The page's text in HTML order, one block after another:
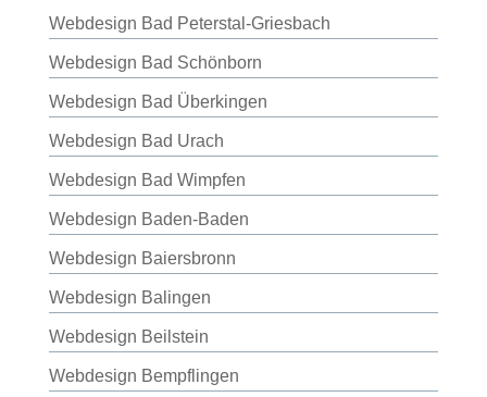
Webdesign Bad Peterstal-Griesbach
Webdesign Bad Schönborn
Webdesign Bad Überkingen
Webdesign Bad Urach
Webdesign Bad Wimpfen
Webdesign Baden-Baden
Webdesign Baiersbronn
Webdesign Balingen
Webdesign Beilstein
Webdesign Bempflingen